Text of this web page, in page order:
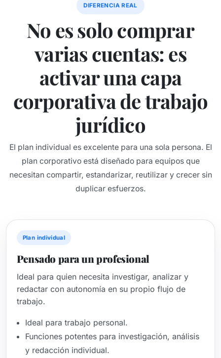
DIFERENCIA REAL
No es solo comprar
varias cuentas: es
activar una capa
corporativa de trabajo
jurídico
El plan individual es excelente para una sola persona. El
plan corporativo está diseñado para equipos que
necesitan compartir, estandarizar, reutilizar y crecer sin
duplicar esfuerzos.
Plan individual
Pensado para un profesional
Ideal para quien necesita investigar, analizar y
redactar con autonomía en su propio flujo de
trabajo.
Ideal para trabajo personal.
Funciones potentes para investigación, análisis
y redacción individual.